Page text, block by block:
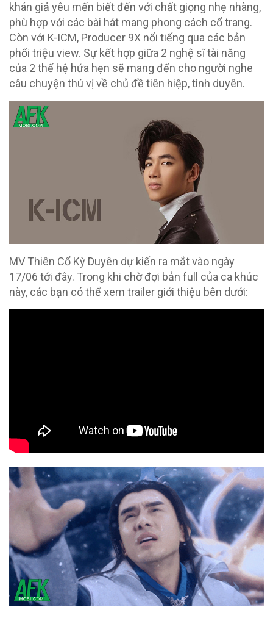
khán giả yêu mến biết đến với chất giọng nhẹ nhàng,
phù hợp với các bài hát mang phong cách cổ trang.
Còn với K-ICM, Producer 9X nổi tiếng qua các bản
phối triệu view. Sự kết hợp giữa 2 nghệ sĩ tài năng
của 2 thế hệ hứa hẹn sẽ mang đến cho người nghe
câu chuyện thú vị về chủ đề tiên hiệp, tình duyên.
MV Thiên Cổ Kỳ Duyên dự kiến ra mắt vào ngày
17/06 tới đây. Trong khi chờ đợi bản full của ca khúc
này, các bạn có thể xem trailer giới thiệu bên dưới: